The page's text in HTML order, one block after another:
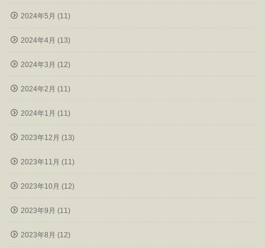
2024年5月 (11)
2024年4月 (13)
2024年3月 (12)
2024年2月 (11)
2024年1月 (11)
2023年12月 (13)
2023年11月 (11)
2023年10月 (12)
2023年9月 (11)
2023年8月 (12)